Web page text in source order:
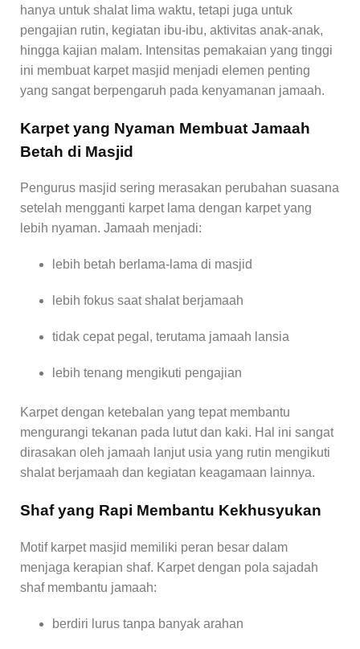
hanya untuk shalat lima waktu, tetapi juga untuk
pengajian rutin, kegiatan ibu-ibu, aktivitas anak-anak,
hingga kajian malam. Intensitas pemakaian yang tinggi
ini membuat karpet masjid menjadi elemen penting
yang sangat berpengaruh pada kenyamanan jamaah.
Karpet yang Nyaman Membuat Jamaah
Betah di Masjid
Pengurus masjid sering merasakan perubahan suasana
setelah mengganti karpet lama dengan karpet yang
lebih nyaman. Jamaah menjadi:
lebih betah berlama-lama di masjid
lebih fokus saat shalat berjamaah
tidak cepat pegal, terutama jamaah lansia
lebih tenang mengikuti pengajian
Karpet dengan ketebalan yang tepat membantu
mengurangi tekanan pada lutut dan kaki. Hal ini sangat
dirasakan oleh jamaah lanjut usia yang rutin mengikuti
shalat berjamaah dan kegiatan keagamaan lainnya.
Shaf yang Rapi Membantu Kekhusyukan
Motif karpet masjid memiliki peran besar dalam
menjaga kerapian shaf. Karpet dengan pola sajadah
shaf membantu jamaah:
berdiri lurus tanpa banyak arahan